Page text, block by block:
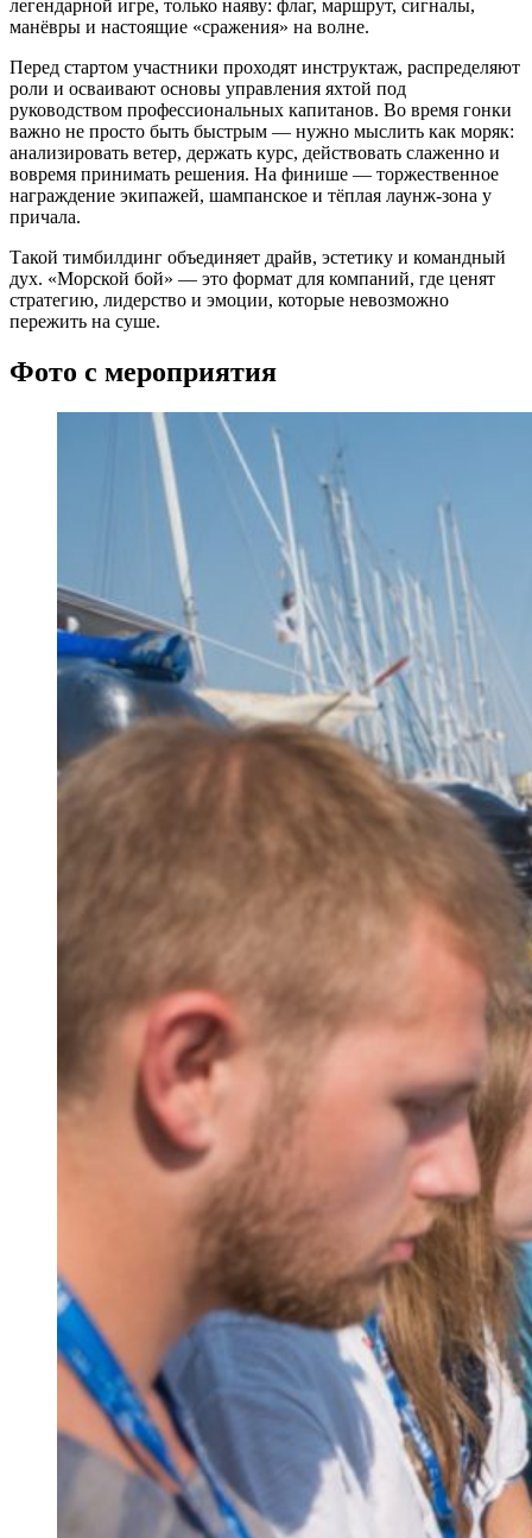
легендарной игре, только наяву: флаг, маршрут, сигналы,
манёвры и настоящие «сражения» на волне.
Перед стартом участники проходят инструктаж, распределяют
роли и осваивают основы управления яхтой под
руководством профессиональных капитанов. Во время гонки
важно не просто быть быстрым — нужно мыслить как моряк:
анализировать ветер, держать курс, действовать слаженно и
вовремя принимать решения. На финише — торжественное
награждение экипажей, шампанское и тёплая лаунж-зона у
причала.
Такой тимбилдинг объединяет драйв, эстетику и командный
дух. «Морской бой» — это формат для компаний, где ценят
стратегию, лидерство и эмоции, которые невозможно
пережить на суше.
Фото с мероприятия